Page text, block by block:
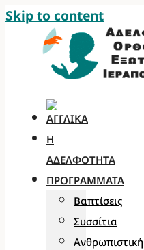
Skip to content
Η
ΑΔΕΛΦΌΤΗΤΑ
ΠΡΟΓΡΆΜΜΑΤΑ
Βαπτίσεις
Συσσίτια
Ανθρωπιστική